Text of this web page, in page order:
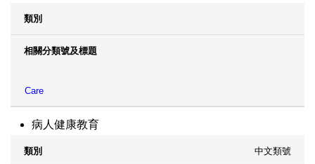
Care
病人健康教育
類別 中文類號